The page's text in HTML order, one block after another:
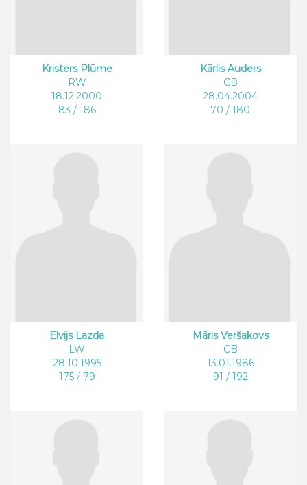
Kristers Plūme
RW
18.12.2000
83 / 186
Kārlis Auders
CB
28.04.2004
70 / 180
Elvijs Lazda
LW
28.10.1995
175 / 79
Māris Veršakovs
CB
13.01.1986
91 / 192